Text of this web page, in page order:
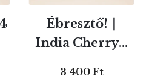
Ébresztő! ∣
India Cherry...
3 400 Ft